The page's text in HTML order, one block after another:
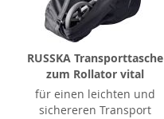
RUSSKA Transporttasche
zum Rollator vital
für einen leichten und
sichereren Transport